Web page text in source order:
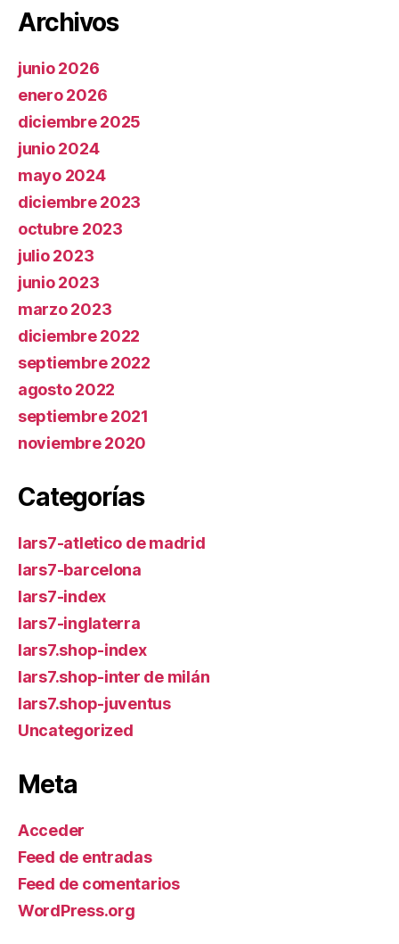
Archivos
junio 2026
enero 2026
diciembre 2025
junio 2024
mayo 2024
diciembre 2023
octubre 2023
julio 2023
junio 2023
marzo 2023
diciembre 2022
septiembre 2022
agosto 2022
septiembre 2021
noviembre 2020
Categorías
lars7-atletico de madrid
lars7-barcelona
lars7-index
lars7-inglaterra
lars7.shop-index
lars7.shop-inter de milán
lars7.shop-juventus
Uncategorized
Meta
Acceder
Feed de entradas
Feed de comentarios
WordPress.org